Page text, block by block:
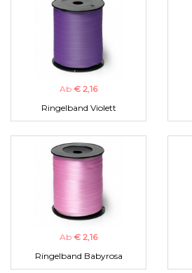
Ab € 2,16
Ringelband Violett
Ab € 2,16
Ringelband Babyrosa